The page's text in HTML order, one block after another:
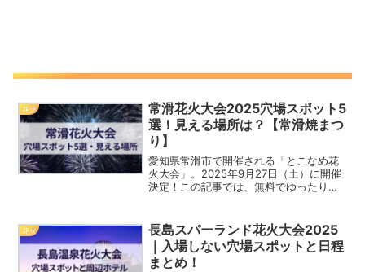
花火
常滑花火大会2025穴場スポット5
選！見える場所は？【常滑焼まつ
り】
愛知県常滑市で開催される「とこなめ花
火大会」。2025年9月27日（土）に開催
決定！この記事では、無料でゆったりと
協賛花火大会」と「常滑焼まつり」の同
日開催です！常滑に...
花火
長島スパーランド花火大会2025
｜入場しない穴場スポットと日程
まとめ！